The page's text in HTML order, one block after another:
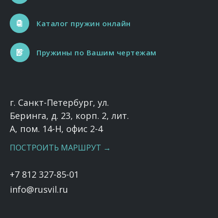
Каталог пружин онлайн
Пружины по Вашим чертежам
г. Санкт-Петербург, ул.
Беринга, д. 23, корп. 2, лит.
А, пом. 14-Н, офис 2-4
ПОСТРОИТЬ МАРШРУТ →
+7 812 327-85-01
info@rusvil.ru